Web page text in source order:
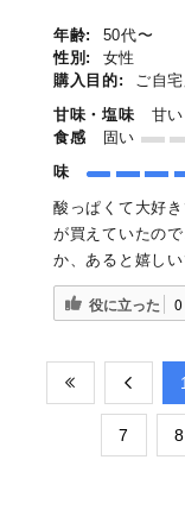
年齢:
50代〜
性別:
女性
購入目的:
ご自
甘味・塩味
甘い
食感
固い
味
酸っぱくて大好
が買えていたの
か、あると嬉しい
役に立った 0
​1
​7 ​8